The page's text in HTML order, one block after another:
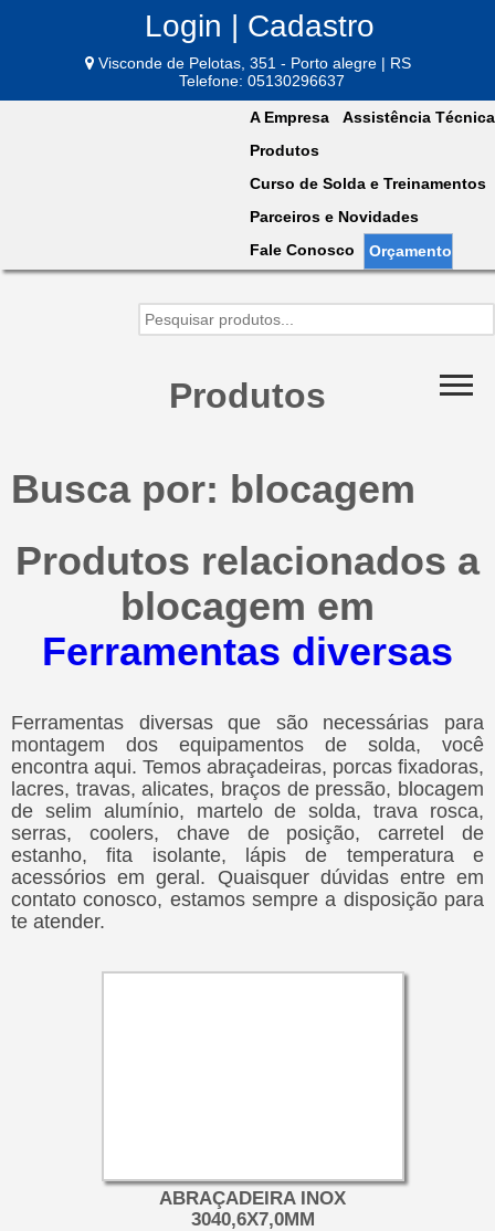
Login | Cadastro
Visconde de Pelotas, 351 - Porto alegre | RS
Telefone: 05130296637
A Empresa
Assistência Técnica
Produtos
Curso de Solda e Treinamentos
Parceiros e Novidades
Fale Conosco
Orçamento
Produtos
Busca por: blocagem
Produtos relacionados a
blocagem em
Ferramentas diversas
Ferramentas diversas que são necessárias para
montagem dos equipamentos de solda, você
encontra aqui. Temos abraçadeiras, porcas fixadoras,
lacres, travas, alicates, braços de pressão, blocagem
de selim alumínio, martelo de solda, trava rosca,
serras, coolers, chave de posição, carretel de
estanho, fita isolante, lápis de temperatura e
acessórios em geral. Quaisquer dúvidas entre em
contato conosco, estamos sempre a disposição para
te atender.
ABRAÇADEIRA INOX
3040,6X7,0MM